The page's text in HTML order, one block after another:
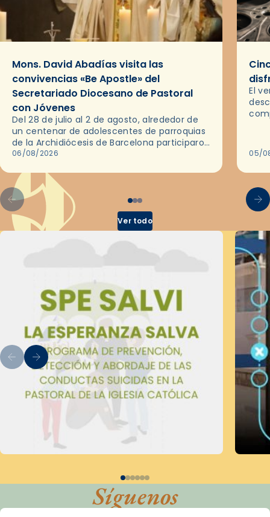
Mons. David Abadías visita las
convivencias «Be Apostle» del
Secretariado Diocesano de Pastoral
con Jóvenes
Del 28 de julio al 2 de agosto, alrededor de
un centenar de adolescentes de parroquias
de la Archidiócesis de Barcelona participaron
en las convivencias Be Apostle, organizadas
06/08/2026
El
05/
Ver todo
Síguenos